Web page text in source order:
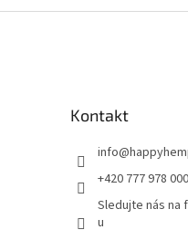
Kontakt
info@
+420 777 978 000
Sledujte nás na
u